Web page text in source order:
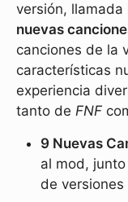
versión, llamada
nuevas
canciones de la
características
experiencia
tanto de FNF
9 Nuevas
al mod,
de